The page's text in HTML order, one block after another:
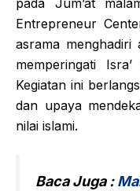
pada Jum’at
Entrepreneur
asrama
memperingati
Kegiatan ini
dan upaya
nilai islami.
Baca Juga :